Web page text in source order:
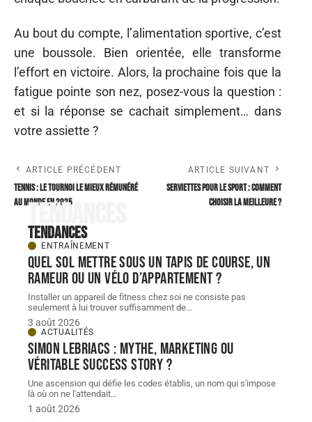
Au bout du compte, l’alimentation sportive, c’est
une boussole. Bien orientée, elle transforme
l’effort en victoire. Alors, la prochaine fois que la
fatigue pointe son nez, posez-vous la question :
et si la réponse se cachait simplement… dans
votre assiette ?
ARTICLE PRÉCÉDENT
Tennis : le tournoi le mieux rémunéré
au monde en 2025
ARTICLE SUIVANT
Serviettes pour le sport : comment
choisir la meilleure ?
Tendances
Tendances
ENTRAÎNEMENT
Quel sol mettre sous un tapis de course, un
rameur ou un vélo d’appartement ?
Installer un appareil de fitness chez soi ne consiste pas
seulement à lui trouver suffisamment de…
3 août 2026
ACTUALITÉS
Simon Lebriacs : mythe, marketing ou
véritable success story ?
Une ascension qui défie les codes établis, un nom qui s'impose
là où on ne l'attendait…
1 août 2026